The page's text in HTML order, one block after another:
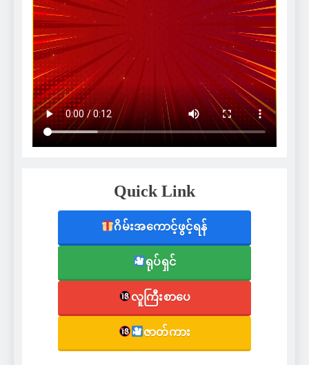
Quick Link
ဂိမ်းအကောင့်ဖွင့်ရန်
ရုပ်ရှင်
လူကြီးစာပေ
ဇာတ်ကား